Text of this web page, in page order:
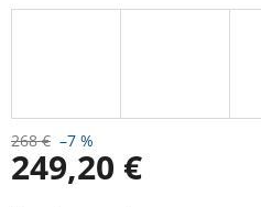
268 € –7 %
249,20 €